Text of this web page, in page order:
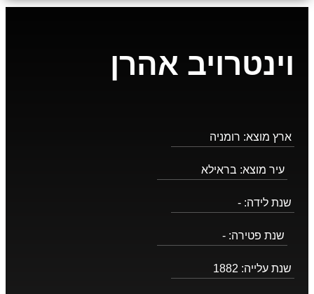
וינטרויב אהרן
ארץ מוצא: רומניה
עיר מוצא: בראילא
שנת לידה: -
שנת פטירה: -
שנת עלייה: 1882